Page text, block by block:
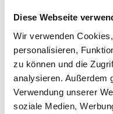
Diese Webseite
Wir verwenden
personalisieren,
zu können und die
analysieren. Außerdem
Verwendung unserer
soziale Medien,
EIN
IST
Keine Sorge, wir
werden das Problem
Erkunden Sie in der
und